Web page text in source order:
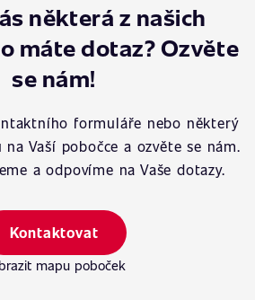
některá z našich
máte dotaz? Ozvěte
se nám!
formuláře nebo některý
Vaší pobočce a ozvěte se nám.
a odpovíme na Vaše dotazy.
Kontaktovat
mapu poboček